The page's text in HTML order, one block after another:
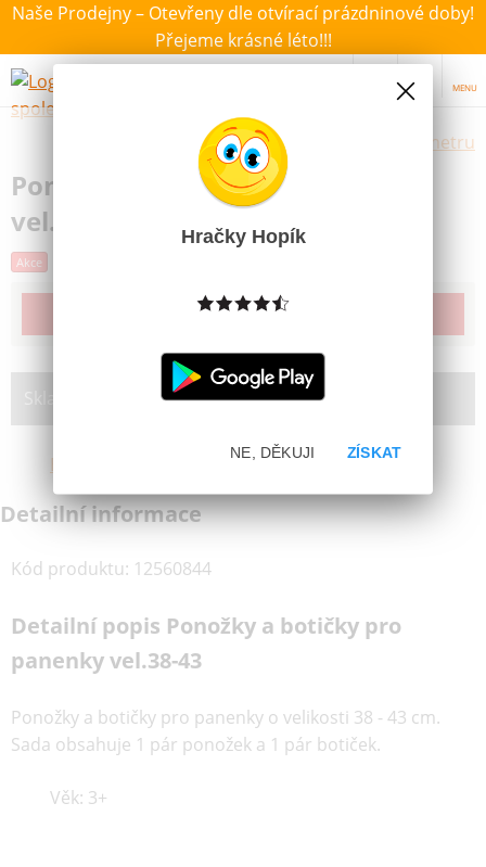
Naše Prodejny – Otevřeny dle otvírací prázdninové doby!
Přejeme krásné léto!!!
MENU
Výběr hraček dle zvoleného parametru
Ponožky a botičky pro panenky
vel.38-43
Akce
Produkt již bohužel není dostupný
Skladem na prodejně:
Brno Líšeň
Detailní informace
Kód produktu: 12560844
Detailní popis Ponožky a botičky pro
panenky vel.38-43
Ponožky a botičky pro panenky o velikosti 38 - 43 cm.
Sada obsahuje 1 pár ponožek a 1 pár botiček.
Věk: 3+
Hračky Hopík
ZÍSKAT
NE, DĚKUJI